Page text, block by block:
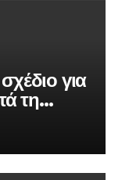
για
τη
τον
ευρώ για